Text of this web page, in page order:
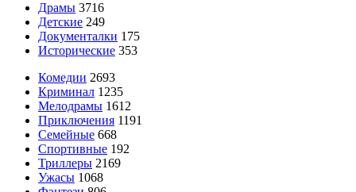
Драмы 3716
Детские 249
Документалки 175
Исторические 353
Комедии 2693
Криминал 1235
Мелодрамы 1612
Приключения 1191
Семейные 668
Спортивные 192
Триллеры 2169
Ужасы 1068